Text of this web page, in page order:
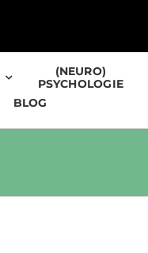
(NEURO)
PSYCHOLOGIE
BLOG